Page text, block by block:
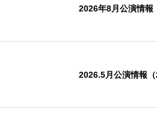
2026年8月公演情報
2026.5月公演情報（